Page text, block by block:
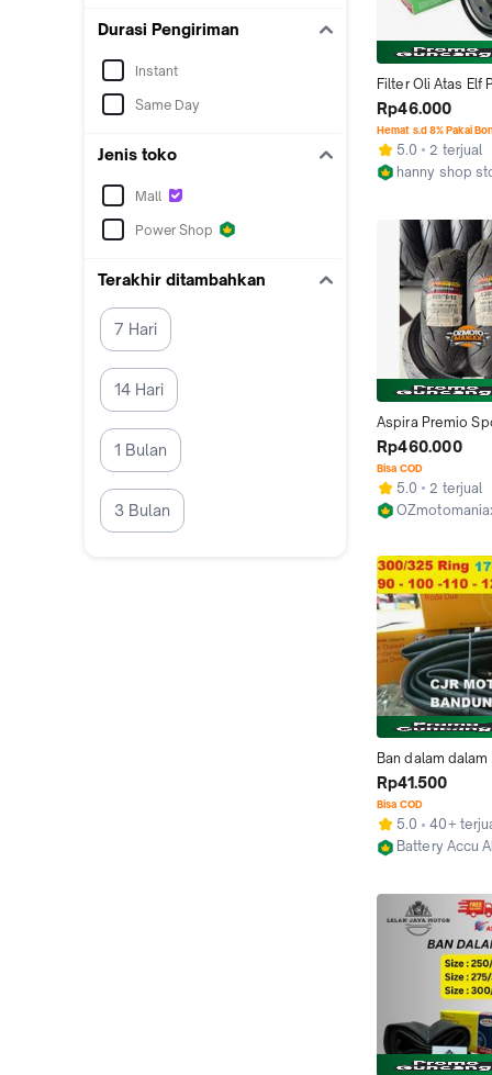
Durasi Pengiriman
Instant
Same Day
Jenis toko
Mall
Power Shop
Terakhir ditambahkan
7 Hari
14 Hari
1 Bulan
3 Bulan
Filter Oli Atas Elf
120 / NKR 58
89411-12A
Rp46.000
Hemat s.d 8% Pakai
5.0
2 terjual
hanny shop
Aspira Premio
Size 120/70-12 &
(Paket Ban Vespa
Sprint / Primavera
Honda Stylo /
Rp460.000
Bisa COD
5.0
2 terjual
Ban dalam
3.00/3.25 ring 17
motor 100/80
Rp41.500
Bisa COD
5.0
40+
Battery Accu